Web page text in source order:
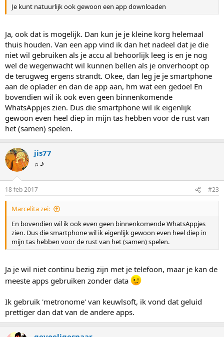
Je kunt natuurlijk ook gewoon een app downloaden
Ja, ook dat is mogelijk. Dan kun je je kleine korg helemaal
thuis houden. Van een app vind ik dan het nadeel dat je die
niet wil gebruiken als je accu al behoorlijk leeg is en je nog
wel de wegenwacht wil kunnen bellen als je onverhoopt op
de terugweg ergens strandt. Okee, dan leg je je smartphone
aan de oplader en dan de app aan, hm wat een gedoe! En
bovendien wil ik ook even geen binnenkomende
WhatsAppjes zien. Dus die smartphone wil ik eigenlijk
gewoon even heel diep in mijn tas hebben voor de rust van
het (samen) spelen.
jis77
♫ ♪
18 feb 2017 #23
Marcelita zei:
En bovendien wil ik ook even geen binnenkomende WhatsAppjes
zien. Dus die smartphone wil ik eigenlijk gewoon even heel diep in
mijn tas hebben voor de rust van het (samen) spelen.
Ja je wil niet continu bezig zijn met je telefoon, maar je kan de
meeste apps gebruiken zonder data
Ik gebruik 'metronome' van keuwlsoft, ik vond dat geluid
prettiger dan dat van de andere apps.